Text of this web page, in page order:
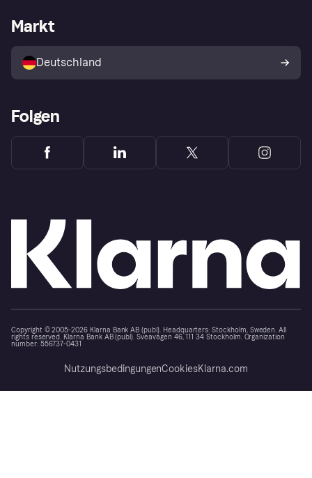
Klarna App
Shops entdecken
Käuferschutzrichtlinie
Dein Widerrufsrecht
Händlerportal
Markt
Deutschland
Folgen
Copyright © 2005-2026 Klarna Bank AB (publ). Headquarters: Stockholm, Sweden. All
rights reserved. Klarna Bank AB (publ). Sveavägen 46, 111 34 Stockholm. Organization
number: 556737-0431
NutzungsbedingungenCookiesKlarna.com